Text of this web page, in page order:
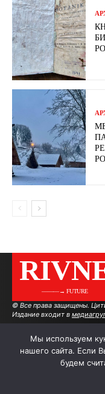
———→ FUTURE
© Все права защищены.
Издание входит в
Мы используем
нашего сайта. Если
будем